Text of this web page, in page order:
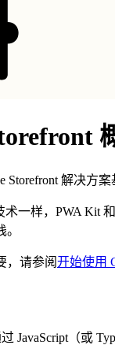
Storefront 解决方
一样，PWA Kit
，请参阅开始使用
JavaScript（或